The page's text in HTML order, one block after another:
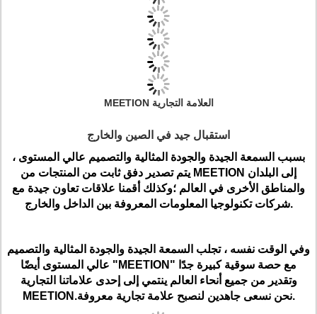
MEETION العلامة التجارية
استقبال جيد في الصين والخارج
بسبب السمعة الجيدة والجودة المثالية والتصميم عالي المستوى ،
يتم تصدير دفق ثابت من المنتجات من MEETION إلى البلدان
والمناطق الأخرى في العالم ؛وكذلك أقمنا علاقات تعاون جيدة مع
شركات تكنولوجيا المعلومات المعروفة بين الداخل والخارج.
وفي الوقت نفسه ، تجلب السمعة الجيدة والجودة المثالية والتصميم
عالي المستوى أيضًا "MEETION" مع حصة سوقية كبيرة جدًا
وتقدير من جميع أنحاء العالم ينتمي إلى إحدى علاماتنا التجارية
MEETION.نحن نسعى جاهدين لنصبح علامة تجارية معروفة.